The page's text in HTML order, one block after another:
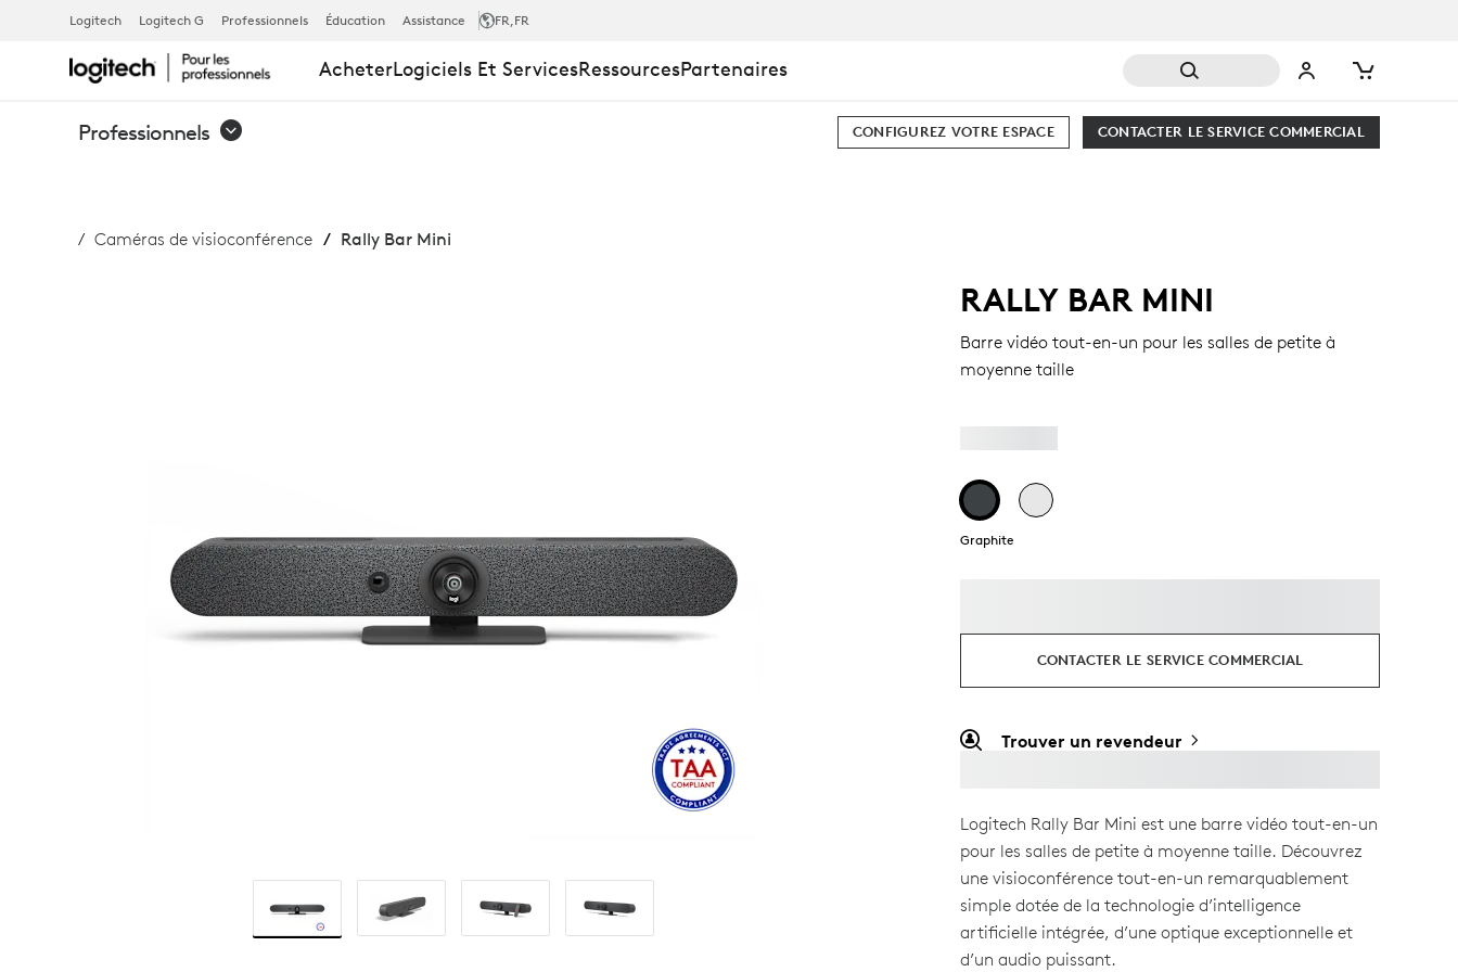
RALLY BAR MINI
Logitech Logitech G Professionnels Éducation Assistance FR,FR
AcheterLogiciels Et ServicesRessourcesPartenaires
Professionnels CONTACTER LE SERVICE COMMERCIAL
CONFIGUREZ VOTRE ESPACE
Caméras de visioconférence Rally Bar Mini
RALLY BAR MINI
Barre vidéo tout-en-un pour les salles de petite à
moyenne taille
Graphite
CONTACTER LE SERVICE COMMERCIAL
Trouver un revendeur
Logitech Rally Bar Mini est une barre vidéo tout-en-un
pour les salles de petite à moyenne taille. Découvrez
une visioconférence tout-en-un remarquablement
simple dotée de la technologie d’intelligence
artificielle intégrée, d’une optique exceptionnelle et
d’un audio puissant.